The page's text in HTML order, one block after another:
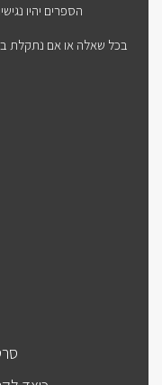
הספרים יהיו
בכל שאלה או אם נתקלת